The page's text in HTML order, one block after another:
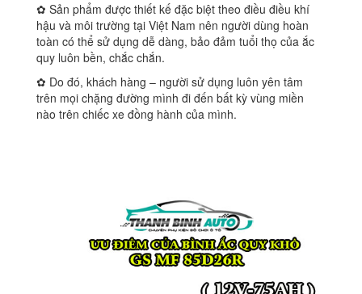
✿ Sản phẩm được thiết kế đặc biệt theo điều điều khí
hậu và môi trường tại Việt Nam nên người dùng hoàn
toàn có thể sử dụng dễ dàng, bảo đảm tuổi thọ của ắc
quy luôn bền, chắc chắn.
✿ Do đó, khách hàng – người sử dụng luôn yên tâm
trên mọi chặng đường mình đi đến bất kỳ vùng miền
nào trên chiếc xe đồng hành của mình.